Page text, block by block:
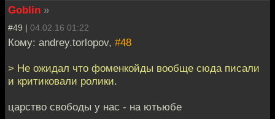
Goblin »
#49 | 04.02.16 01:22
Кому: andrey.torlopov, #48
> Не ожидал что фоменкойды вообще сюда писали
и критиковали ролики.
царство свободы у нас - на ютьюбе